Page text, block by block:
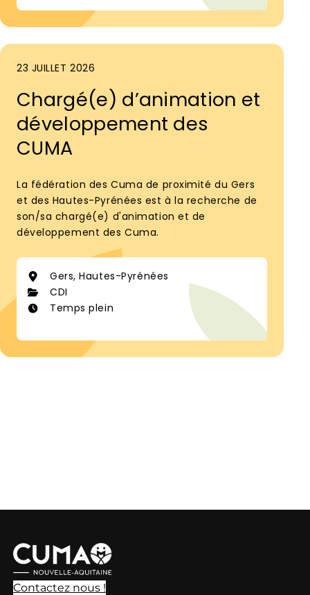
23 JUILLET 2026
Chargé(e) d’animation et
développement des
CUMA
La fédération des Cuma de proximité du Gers
et des Hautes-Pyrénées est à la recherche de
son/sa chargé(e) d'animation et de
développement des Cuma.
Gers, Hautes-Pyrénées
CDI
Temps plein
Contactez nous !